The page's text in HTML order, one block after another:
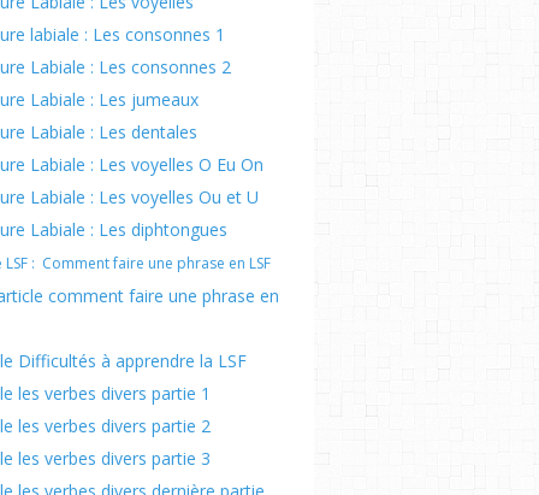
labiale : Les consonnes 1
Labiale : Les consonnes 2
Labiale : Les jumeaux
Labiale : Les dentales
Labiale : Les voyelles O Eu On
Labiale : Les voyelles Ou et U
Labiale : Les diphtongues
: Comment faire une phrase en LSF
comment faire une phrase en
Difficultés à apprendre la LSF
les verbes divers partie 1
les verbes divers partie 2
les verbes divers partie 3